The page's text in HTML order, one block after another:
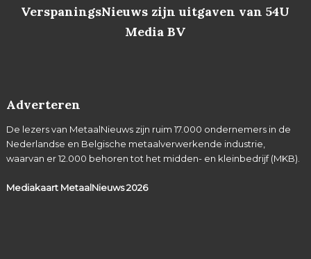
VerspaningsNieuws zijn uitgaven van 54U
Media BV
Adverteren
De lezers van MetaalNieuws zijn ruim 17.000 ondernemers in de
Nederlandse en Belgische metaalverwerkende industrie,
waarvan er 12.000 behoren tot het midden- en kleinbedrijf (MKB).
Mediakaart MetaalNieuws2026